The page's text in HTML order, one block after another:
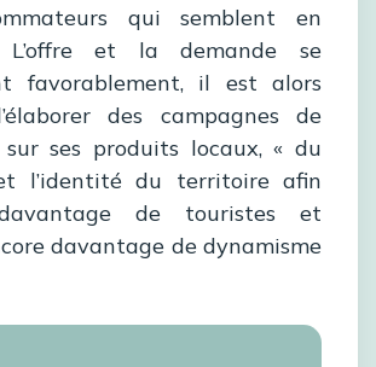
qui semblent en
L’offre et la demande se
favorablement, il est alors
des campagnes de
ses produits locaux, « du
l’identité du territoire afin
de touristes et
davantage de dynamisme